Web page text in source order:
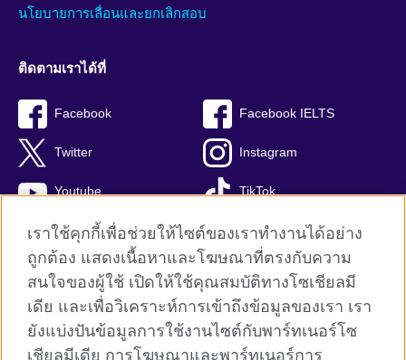
นโยบายการเลื่อนและยกเลิกสอบ
ติดตามเราได้ที่
Facebook Facebook IELTS
Twitter Instagram
Youtube TikTok
British Council global
Privacy and terms
Terms and conditions of sale
เราใช้คุกกี้เพื่อช่วยให้ไซต์ของเราทำงานได้อย่าง
ถูกต้อง แสดงเนื้อหาและโฆษณาที่ตรงกับความ
สนใจของผู้ใช้ เปิดให้ใช้คุณสมบัติทางโซเชียลมี
เดีย และเพื่อวิเคราะห์การเข้าถึงข้อมูลของเรา เรา
ยังแบ่งปันข้อมูลการใช้งานไซต์กับพาร์ทเนอร์โซ
เชียลมีเดีย การโฆษณาและพาร์ทเนอร์การ